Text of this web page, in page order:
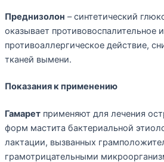
Преднизолон – синтетический
оказывает противовоспалительное и
противоаллергическое действие,
тканей вымени.
Показания к применению
Гамарет применяют для лечения
форм мастита бактериальной
лактации, вызванных
грамотрицательными